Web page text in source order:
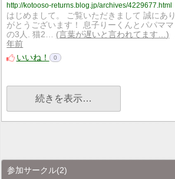
http://kotooso-returns.blog.jp/archives/4229677.html
はじめまして。 ご覧いただきまして 誠にあり
がとうございます！ 息子りーくんとパパママ
の3人. 猫2…
言葉が遅いと言われてます…
年前
いいね！
0
続きを表示…
参加サークル(2)